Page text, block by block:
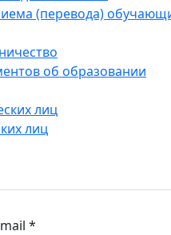
(перевода)
об образовании
лиц
лиц
*